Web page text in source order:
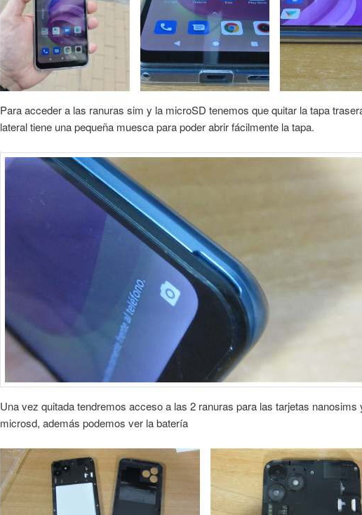
Para acceder a las ranuras sim y la microSD tenemos que quitar la tapa
lateral tiene una pequeña muesca para poder abrir fácilmente la tapa.
Una vez quitada tendremos acceso a las 2 ranuras para las tarjetas nanosims
microsd, además podemos ver la batería